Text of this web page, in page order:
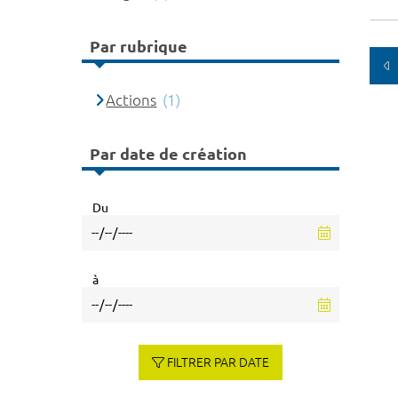
Par rubrique
Actions (1)
Par date de création
Du
à
FILTRER PAR DATE